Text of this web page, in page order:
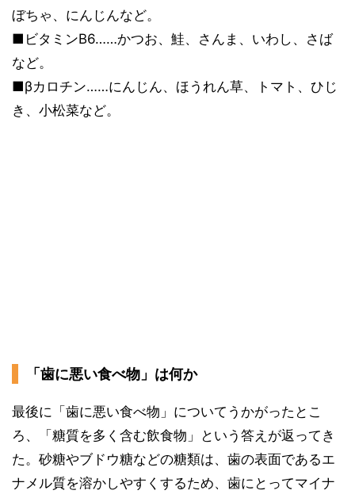
ぼちゃ、にんじんなど。
■ビタミンB6……かつお、鮭、さんま、いわし、さば
など。
■βカロチン……にんじん、ほうれん草、トマト、ひじ
き、小松菜など。
「歯に悪い食べ物」は何か
最後に「歯に悪い食べ物」についてうかがったとこ
ろ、「糖質を多く含む飲食物」という答えが返ってき
た。砂糖やブドウ糖などの糖類は、歯の表面であるエ
ナメル質を溶かしやすくするため、歯にとってマイナ